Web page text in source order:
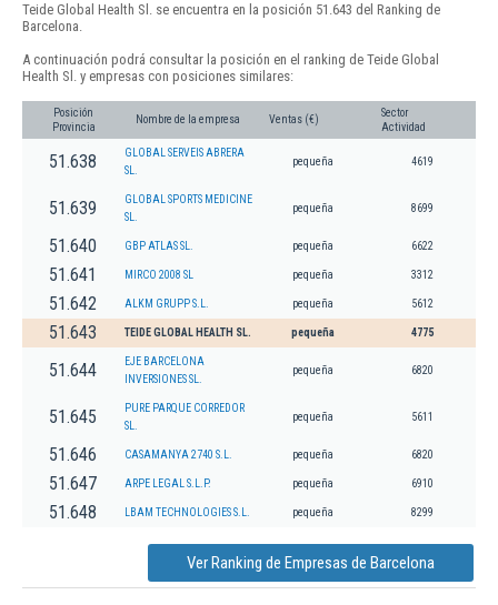
Teide Global Health Sl. se encuentra en la posición 51.643 del Ranking de
Barcelona.
A continuación podrá consultar la posición en el ranking de Teide Global
Health Sl. y empresas con posiciones similares:
Posición
Provincia
Nombre de la empresa Ventas (€)
Sector
Actividad
51.638
GLOBAL SERVEIS ABRERA
SL.
pequeña 4619
51.639
GLOBAL SPORTS MEDICINE
SL.
pequeña 8699
51.640 GBP ATLAS SL. pequeña 6622
51.641 MIRCO 2008 SL pequeña 3312
51.642 ALKM GRUPP S.L. pequeña 5612
51.643 TEIDE GLOBAL HEALTH SL. pequeña 4775
51.644
EJE BARCELONA
INVERSIONES SL.
pequeña 6820
51.645
PURE PARQUE CORREDOR
SL.
pequeña 5611
51.646 CASAMANYA 2740 S.L. pequeña 6820
51.647 ARPE LEGAL S.L.P. pequeña 6910
51.648 LBAM TECHNOLOGIES S.L. pequeña 8299
Ver Ranking de Empresas de Barcelona